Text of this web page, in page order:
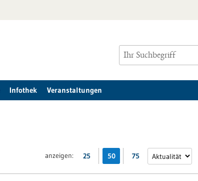
Infothek Veranstaltungen
anzeigen: 25 50 75